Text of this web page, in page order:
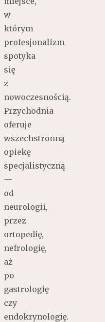
w
którym
profesjonalizm
spotyka
się
z
nowoczesnością.
Przychodnia
oferuje
wszechstronną
opiekę
specjalistyczną
—
od
neurologii,
przez
ortopedię,
nefrologię,
aż
po
gastrologię
czy
endokrynologię.